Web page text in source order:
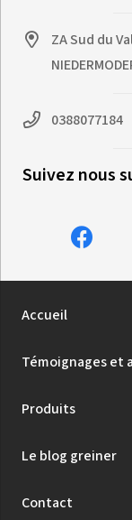
ZA Sud du
0388077184
Suivez nous
Accueil
Témoignages et
Produits
Le blog greiner
Contact